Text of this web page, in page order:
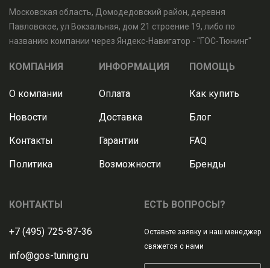
Московская область, Домодедовский район, деревня
Павловское, ул Вокзальная, дом 21 строение 19, либо по
названию компании через Яндекс-Навигатор - "ГОС-Тюнинг"
КОМПАНИЯ
О компании
Новости
Контакты
Политика
ИНФОРМАЦИЯ
Оплата
Доставка
Гарантии
Возможности
ПОМОЩЬ
Как купить
Блог
FAQ
Бренды
КОНТАКТЫ
+7 (495) 725-87-36
info@gos-tuning.ru
ЕСТЬ ВОПРОСЫ?
Оставьте заявку и наш менеджер
свяжется с нами